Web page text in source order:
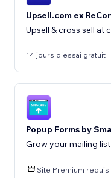
Upsell.com ex
Upsell & cross sell at
14 jours d'essai gratuit
Popup Forms by
Grow your mailing
Site Premium requis